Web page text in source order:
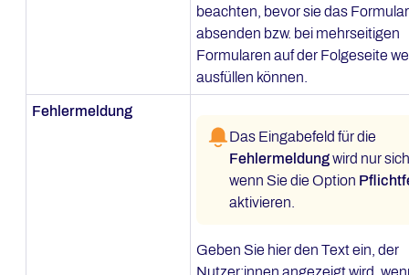
beachten, bevor sie das Formular
absenden bzw. bei mehrseitigen
Formularen auf der Folgeseite
ausfüllen können.
Fehlermeldung
Das Eingabefeld für die
Fehlermeldungwird nur
wenn Sie die Option
aktivieren.
Geben Sie hier den Text ein, der
Nutzer:innen angezeigt wird,